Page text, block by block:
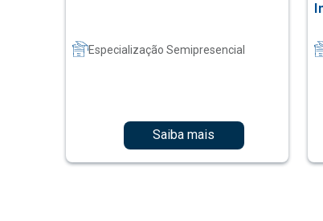
Especialização Semipresencial
Saiba mais